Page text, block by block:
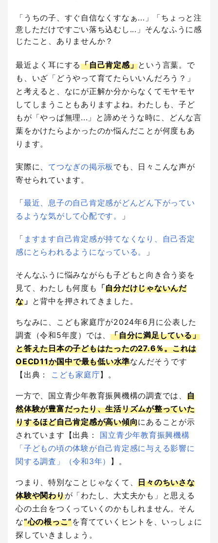
「うちの子、すぐ自信なくすなぁ...」「ちょっと注
意しただけですごい落ち込むし...」そんなふうに感
じたこと、ありませんか？
最近よく耳にする「自己肯定感」という言葉。で
も、いざ「どうやって育てたらいいんだろう？」
と考えると、なにが正解か分からなくてモヤモヤ
してしまうこともありますよね。わたしも、子ど
もが「やっぱ無理...」と諦めそうな時に、どんな言
葉をかけたらよかったのか悩んだことが何度もあ
ります。
実際に、 てつなぎの掲示板 でも、日々こんな声が
寄せられています。
「最近、息子の自己肯定感がどんどん下がってい
るような気がして心配です。
」
「 ますます自己肯定感が持てなくなり、自己否定
感にとらわれるようになっている。
」
そんなふうに悩みながらも子どもと向き合う姿を
見て、わたしも何度も 「自分だけじゃないんだ
な」 と背中を押されてきました。
ちなみに、こども家庭庁が2024年6月に公表した
調査（令和5年度）では、 「自分に満足している」
と答えた日本の子どもはたったの27.6％。これは
OECD11か国中で最も低い水準なんだそうです
【出典：
こども家庭庁】。
一方で、国立青少年教育振興機構の調査では、 自
然体験が豊富だったり、生活リズムが整っていた
りするほど自己肯定感が高い傾向にあることが示
されています【出典：
国立青少年教育振興機構
「子どもの頃の体験が自己肯定感に与える影響に
関する調査」（令和3年） 】。
つまり、特別なことじゃなくて、日々のちいさな
体験や関わりが「わたし、大丈夫かも」と思える
心の土台をつくっていくのかもしれません。そん
な“心の根っこ”を育てていくヒントを、いっしょに
探していきましょう。